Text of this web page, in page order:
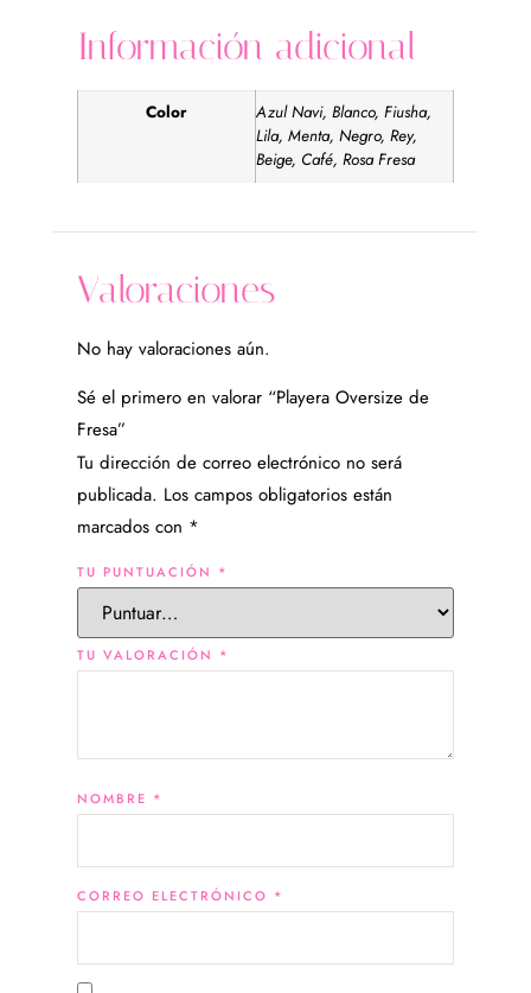
Información adicional
Color
Azul Navi, Blanco, Fiusha,
Lila, Menta, Negro, Rey,
Beige, Café, Rosa Fresa
Valoraciones
No hay valoraciones aún.
Sé el primero en valorar “Playera Oversize de
Fresa”
Tu dirección de correo electrónico no será
publicada. Los campos obligatorios están
marcados con *
TU PUNTUACIÓN *
TU VALORACIÓN *
NOMBRE *
CORREO ELECTRÓNICO *